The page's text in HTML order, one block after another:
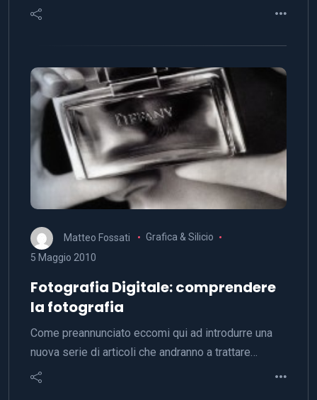
Matteo Fossati
Grafica & Silicio
5 Maggio 2010
Fotografia Digitale: comprendere
la fotografia
Come preannunciato eccomi qui ad introdurre una
nuova serie di articoli che andranno a trattare…